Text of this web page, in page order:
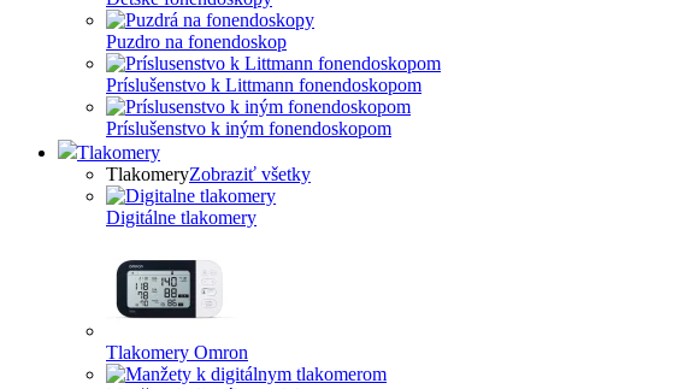
Puzdro na fonendoskop
Príslušenstvo k Littmann fonendoskopom
Príslušenstvo k iným fonendoskopom
Tlakomery
TlakomeryZobraziť všetky
Digitálne tlakomery
Tlakomery Omron